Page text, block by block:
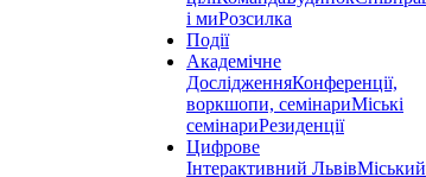
і миРозсилка
Події
Академічне
ДослідженняКонференції,
воркшопи, семінариМіські
семінариРезиденції
Цифрове
Інтерактивний ЛьвівМіський